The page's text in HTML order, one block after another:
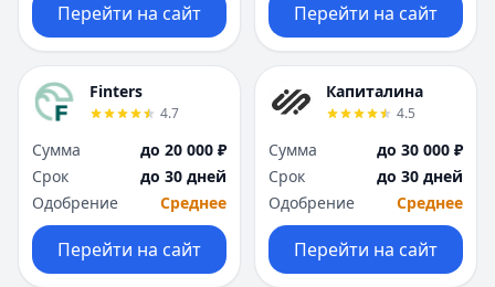
Перейти на сайт Перейти на сайт
Finters
4.7
Сумма
до 20 000 ₽
Срок
до 30 дней
Одобрение
Среднее
Перейти на сайт
Капиталина
4.5
Сумма
до 30 000 ₽
Срок
до 30 дней
Одобрение
Среднее
Перейти на сайт